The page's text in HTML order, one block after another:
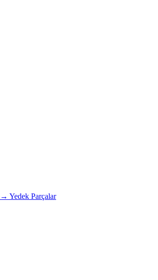
→ Yedek Parçalar